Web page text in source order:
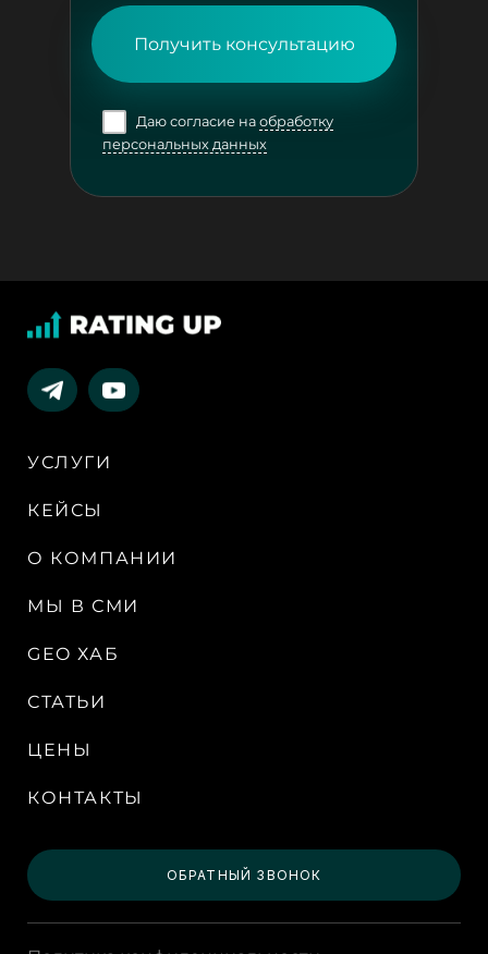
Получить консультацию
Даю согласие на обработку
персональных данных
УСЛУГИ
КЕЙСЫ
О КОМПАНИИ
МЫ В СМИ
GEO ХАБ
СТАТЬИ
ЦЕНЫ
КОНТАКТЫ
ОБРАТНЫЙ ЗВОНОК